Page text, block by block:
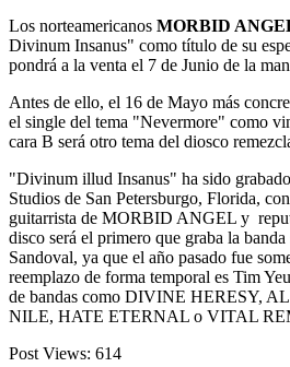
Los norteamericanos MORBID
Divinum Insanus" como título de su
pondrá a la venta el 7 de Junio de la
Antes de ello, el 16 de Mayo más
el single del tema "Nevermore" como
cara B será otro tema del diosco
"Divinum illud Insanus" ha sido
Studios de San Petersburgo, Florida,
guitarrista de MORBID ANGEL y
disco será el primero que graba la
Sandoval, ya que el año pasado fue
reemplazo de forma temporal es Tim
de bandas como DIVINE HERESY,
NILE, HATE ETERNAL o VITAL
Post Views: 614